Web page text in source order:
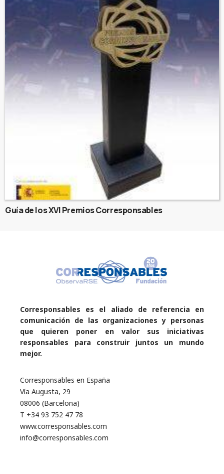
Guía de los XVI Premios Corresponsables
Corresponsables es el aliado de referencia en
comunicación de las organizaciones y personas
que quieren poner en valor sus iniciativas
responsables para construir juntos un mundo
mejor.
Corresponsables en España
Vía Augusta, 29
08006 (Barcelona)
T +34 93 752 47 78
www.corresponsables.com
info@corresponsables.com